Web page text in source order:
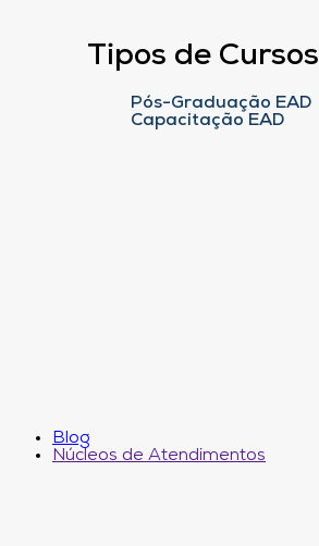
Tipos de Cursos
Pós-Graduação EAD
Capacitação EAD
Blog
Núcleos de Atendimentos